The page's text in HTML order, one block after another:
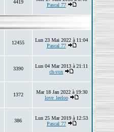
4419
Pascal 77
12455
Lun 23 Mai 2022 à 11:04
Pascal 77
3390
Lun 04 Mar 2013 à 21:11
ch-vox
1372
Mar 18 Jan 2022 à 19:30
love_leeloo
386
Lun 25 Mar 2019 à 12:53
Pascal 77